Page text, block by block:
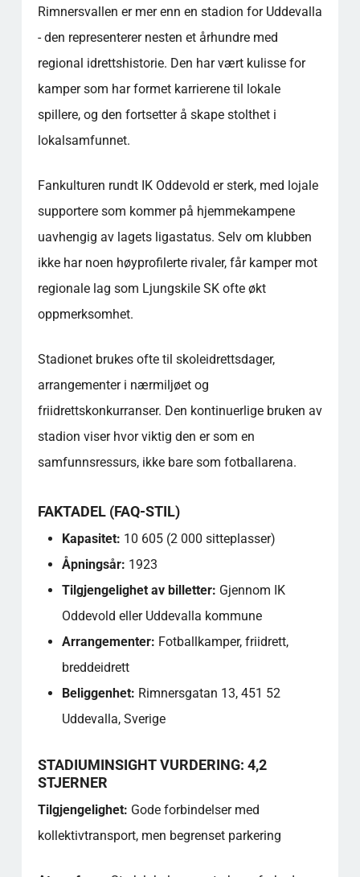
Rimnersvallen er mer enn en stadion for Uddevalla
- den representerer nesten et århundre med
regional idrettshistorie. Den har vært kulisse for
kamper som har formet karrierene til lokale
spillere, og den fortsetter å skape stolthet i
lokalsamfunnet.
Fankulturen rundt IK Oddevold er sterk, med lojale
supportere som kommer på hjemmekampene
uavhengig av lagets ligastatus. Selv om klubben
ikke har noen høyprofilerte rivaler, får kamper mot
regionale lag som Ljungskile SK ofte økt
oppmerksomhet.
Stadionet brukes ofte til skoleidrettsdager,
arrangementer i nærmiljøet og
friidrettskonkurranser. Den kontinuerlige bruken av
stadion viser hvor viktig den er som en
samfunnsressurs, ikke bare som fotballarena.
FAKTADEL (FAQ-STIL)
Kapasitet: 10 605 (2 000 sitteplasser)
Åpningsår: 1923
Tilgjengelighet av billetter: Gjennom IK
Oddevold eller Uddevalla kommune
Arrangementer: Fotballkamper, friidrett,
breddeidrett
Beliggenhet: Rimnersgatan 13, 451 52
Uddevalla, Sverige
STADIUMINSIGHT VURDERING: 4,2
STJERNER
Tilgjengelighet: Gode forbindelser med
kollektivtransport, men begrenset parkering